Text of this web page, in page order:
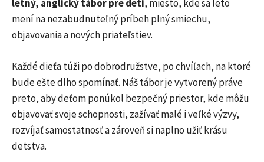
letný, anglický tábor pre deti, miesto, kde sa leto
mení na nezabudnuteľný príbeh plný smiechu,
objavovania a nových priateľstiev.
Každé dieťa túži po dobrodružstve, po chvíľach, na ktoré
bude ešte dlho spomínať. Náš tábor je vytvorený práve
preto, aby deťom ponúkol bezpečný priestor, kde môžu
objavovať svoje schopnosti, zažívať malé i veľké výzvy,
rozvíjať samostatnosť a zároveň si naplno užiť krásu
detstva.